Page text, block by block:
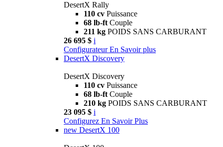
DesertX Rally
110 cv Puissance
68 lb-ft Couple
211 kg POIDS SANS CARBURANT
26 695 $ i
Configurateur En Savoir plus
DesertX Discovery
DesertX Discovery
110 cv Puissance
68 lb-ft Couple
210 kg POIDS SANS CARBURANT
23 095 $ i
Configurez En Savoir Plus
new DesertX 100